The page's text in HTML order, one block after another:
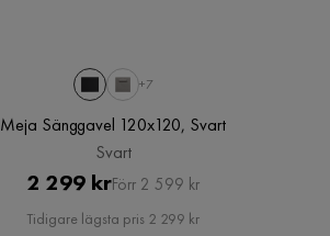
+7
Meja Sänggavel 120x120, Svart
Svart
Pris
2 299 krOriginal
Pris
Förr 2 599 kr
Tidigare lägsta pris 2 299 kr